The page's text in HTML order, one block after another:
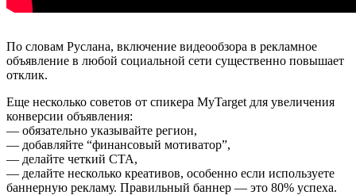
По словам Руслана, включение видеообзора в рекламное
объявление в любой социальной сети существенно повышает
отклик.
Еще несколько советов от спикера MyTarget для увеличения
конверсии объявления:
— обязательно указывайте регион,
— добавляйте “финансовый мотиватор”,
— делайте четкий CTA,
— делайте несколько креативов, особенно если используете
баннерную рекламу. Правильный баннер — это 80% успеха.